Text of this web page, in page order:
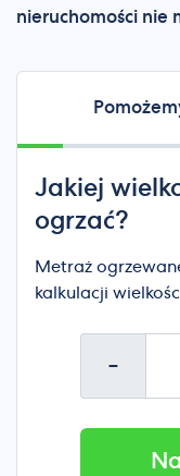
nieruchomości nie
Jakiej
ogrzać?
Metraż
kalkulacji
-